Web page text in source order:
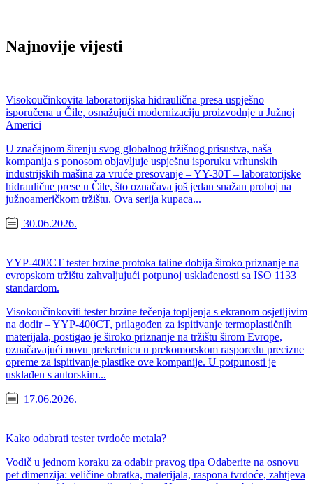
Najnovije vijesti
Visokoučinkovita laboratorijska hidraulična presa uspješno
isporučena u Čile, osnažujući modernizaciju proizvodnje u Južnoj
Americi
U značajnom širenju svog globalnog tržišnog prisustva, naša
kompanija s ponosom objavljuje uspješnu isporuku vrhunskih
industrijskih mašina za vruće presovanje – YY-30T – laboratorijske
hidraulične prese u Čile, što označava još jedan snažan proboj na
južnoameričkom tržištu. Ova serija kupaca...
30.06.2026.
YYP-400CT tester brzine protoka taline dobija široko priznanje na
evropskom tržištu zahvaljujući potpunoj usklađenosti sa ISO 1133
standardom.
Visokoučinkoviti tester brzine tečenja topljenja s ekranom osjetljivim
na dodir – YYP-400CT, prilagođen za ispitivanje termoplastičnih
materijala, postigao je široko priznanje na tržištu širom Evrope,
označavajući novu prekretnicu u prekomorskom rasporedu precizne
opreme za ispitivanje plastike ove kompanije. U potpunosti je
usklađen s autorskim...
17.06.2026.
Kako odabrati tester tvrdoće metala?
Vodič u jednom koraku za odabir pravog tipa Odaberite na osnovu
pet dimenzija: veličine obratka, materijala, raspona tvrdoće, zahtjeva